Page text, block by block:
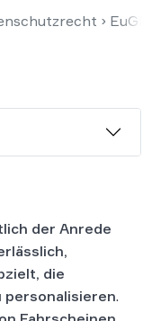
›
der Anrede
die
personalisieren.